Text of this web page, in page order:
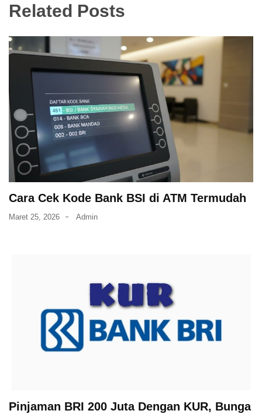
Related Posts
Cara Cek Kode Bank BSI di ATM Termudah
Maret 25, 2026 Admin
Pinjaman BRI 200 Juta Dengan KUR, Bunga